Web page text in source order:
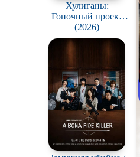
Хулиганы:
Гоночный проект
ARCH / Hooligans:
The ARCH Racing
Project
(2026)